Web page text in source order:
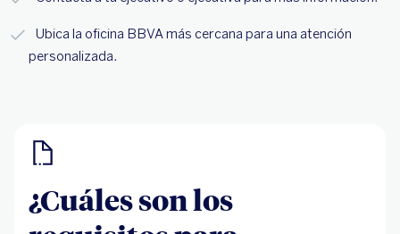
Ubica la oficina BBVA más cercana para una atención
personalizada.
¿Cuáles son los